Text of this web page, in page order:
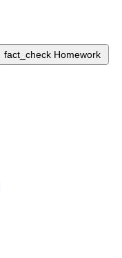
fact_check Homework